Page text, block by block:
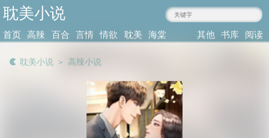
耽美小说
ziyiba.com
首页
高辣
百合
言情
情欲
耽美
海棠
其他
书库
阅读
耽美小说 ＞ 高辣小说